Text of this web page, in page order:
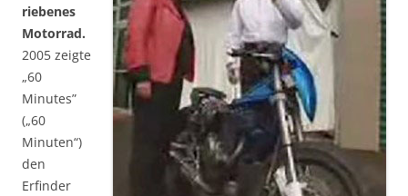
riebenes
Motorrad.
2005 zeigte
„60
Minutes”
(„60
Minuten“)
den
Erfinder